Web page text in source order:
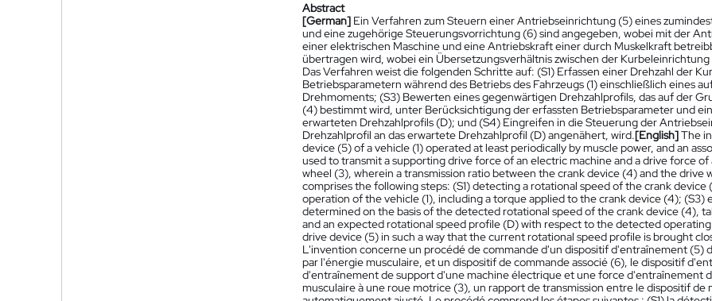
Abstract
[German] Ein Verfahren zum Steuern einer Antriebseinrichtung (5) eines
und eine zugehörige Steuerungsvorrichtung (6) sind angegeben, wobei mit der
einer elektrischen Maschine und eine Antriebskraft einer durch Muskelkraft
übertragen wird, wobei ein Übersetzungsverhältnis zwischen der
Das Verfahren weist die folgenden Schritte auf: (S1) Erfassen einer Drehzahl der
Betriebsparametern während des Betriebs des Fahrzeugs (1) einschließlich eines
Drehmoments; (S3) Bewerten eines gegenwärtigen Drehzahlprofils, das auf der
(4) bestimmt wird, unter Berücksichtigung der erfassten Betriebsparameter und
erwarteten Drehzahlprofils (D); und (S4) Eingreifen in die Steuerung der
Drehzahlprofil an das erwartete Drehzahlprofil (D) angenähert, wird.[English]The
device (5) of a vehicle (1) operated at least periodically by muscle power, and an
used to transmit a supporting drive force of an electric machine and a drive force
wheel (3), wherein a transmission ratio between the crank device (4) and the
comprises the following steps: (S1) detecting a rotational speed of the crank
operation of the vehicle (1), including a torque applied to the crank device (4);
determined on the basis of the detected rotational speed of the crank device (4),
and an expected rotational speed profile (D) with respect to the detected
drive device (5) in such a way that the current rotational speed profile is brought
L'invention concerne un procédé de commande d'un dispositif d'entraînement (5)
par l'énergie musculaire, et un dispositif de commande associé (6), le dispositif
d'entraînement de support d'une machine électrique et une force d'entraînement
musculaire à une roue motrice (3), un rapport de transmission entre le dispositif